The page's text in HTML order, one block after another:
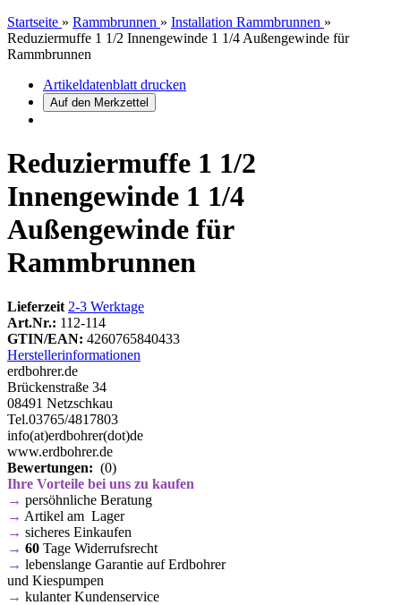
Startseite » Rammbrunnen » Installation Rammbrunnen »
Reduziermuffe 1 1/2 Innengewinde 1 1/4 Außengewinde für
Rammbrunnen
Artikeldatenblatt drucken
Reduziermuffe 1 1/2
Innengewinde 1 1/4
Außengewinde für
Rammbrunnen
Lieferzeit 2-3 Werktage
Art.Nr.: 112-114
GTIN/EAN: 4260765840433
Herstellerinformationen
erdbohrer.de
Brückenstraße 34
08491 Netzschkau
Tel.03765/4817803
info(at)erdbohrer(dot)de
www.erdbohrer.de
Bewertungen: (0)
Ihre Vorteile bei uns zu kaufen
→ persöhnliche Beratung
→ Artikel am Lager
→ sicheres Einkaufen
→ 60 Tage Widerrufsrecht
→ lebenslange Garantie auf Erdbohrer
und Kiespumpen
→ kulanter Kundenservice